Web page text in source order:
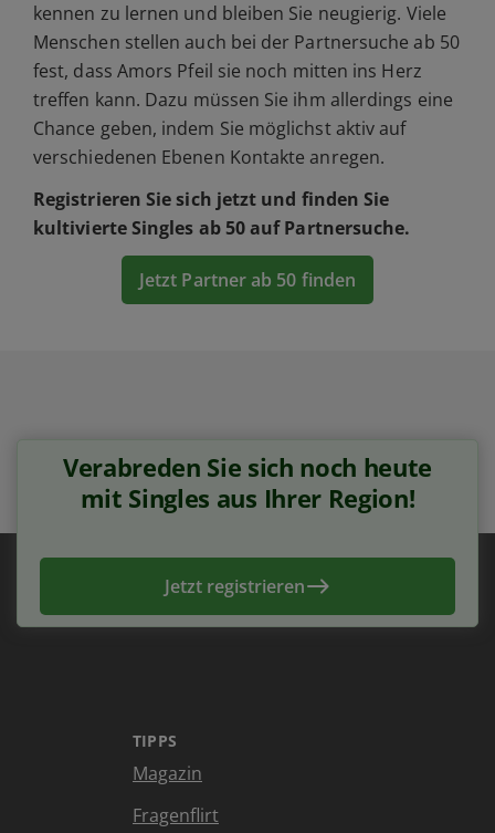
kennen zu lernen und bleiben Sie neugierig. Viele
Menschen stellen auch bei der Partnersuche ab 50
fest, dass Amors Pfeil sie noch mitten ins Herz
treffen kann. Dazu müssen Sie ihm allerdings eine
Chance geben, indem Sie möglichst aktiv auf
verschiedenen Ebenen Kontakte anregen.
Registrieren Sie sich jetzt und finden Sie
kultivierte Singles ab 50 auf Partnersuche.
Jetzt Partner ab 50 finden
Verabreden Sie sich noch heute
mit Singles aus Ihrer Region!
Jetzt registrieren
TIPPS
Magazin
Fragenflirt